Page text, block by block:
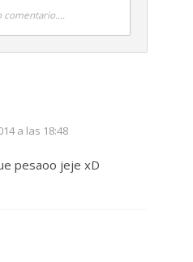
a las 18:48
pesaoo jeje xD